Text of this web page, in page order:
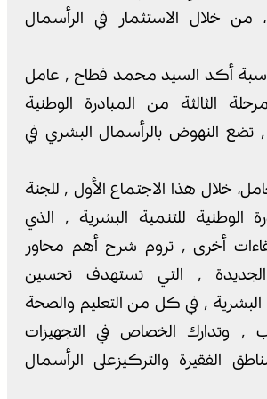
من خلال الاستثمار في الرأسمال
وفي كلمة بالمناسبة أكد السيد محمد فطاح ٬ عامل
٬ أن المرحلة الثالثة من المبادرة الوطنية
للتنمية البشرية ٬ تضع النهوض بالرأسمال البشري في
وأوضح السيد العامل، خلال هذا الاجتماع الأول ٬ للجنة
الإقليمية للمبادرة الوطنية للتنمية البشرية ٬ الذي
تعقبه سلسلة لقاءات أخرى ٬ تروم شرح أهم محاور
هذه المرحلة الجديدة ٬ التي تستهدف تحسين
مؤشرات التنمية البشرية ٬ في كل من التعليم والصحة
٬ وإدماج الشباب ٬ وتدارك الخصاص في التجهيزات
٬ بالمناطق الفقيرة والتركيزعلى الرأسمال